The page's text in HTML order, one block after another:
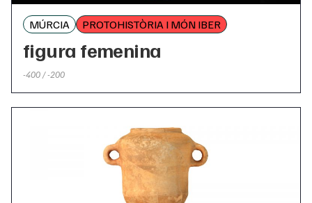
MÚRCIA PROTOHISTÒRIA I MÓN IBER
figura femenina
-400 / -200